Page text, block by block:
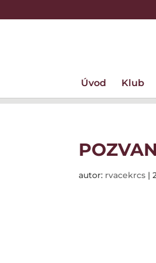
Úvod Klub
autor: rvacekrcs |